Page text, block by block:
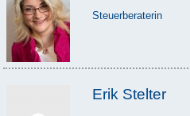
Steuerberaterin
Erik Stelter